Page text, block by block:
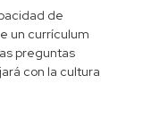
de
un currículum
preguntas
con la cultura